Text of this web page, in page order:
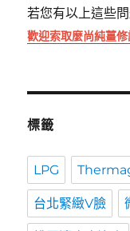
若您有以上這些問
歡迎索取麼尚純薑
標籤
LPG
台北緊緻V臉